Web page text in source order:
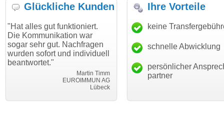
Glückliche Kunden
gut funktioniert.
war
gut. Nachfragen
sofort und individuell
Martin Timm
EUROIMMUN AG
"Danke für den schnellen
Transfer und guten Service!"
Thomas Schäfer
i can eckert communication GmbH
"Ich
mein
Ihre Vorteile
keine
schnelle Abwicklung
persönlicher
partner